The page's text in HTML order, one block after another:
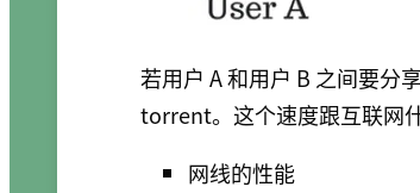
若用户 A 和用户 B 之间要分
torrent。这个速度跟互联网
网线的性能